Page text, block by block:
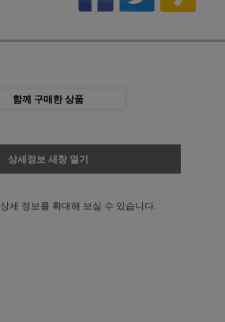
함께 구매한 상품
상세정보 새창 열기
상세 정보를 확대해 보실 수 있습니다.